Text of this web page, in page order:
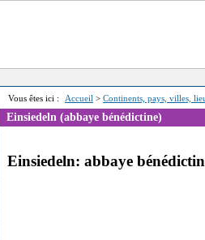
Vous êtes ici : Accueil > Continents, pays, villes,
Einsiedeln (abbaye bénédictine)
Einsiedeln: abbaye